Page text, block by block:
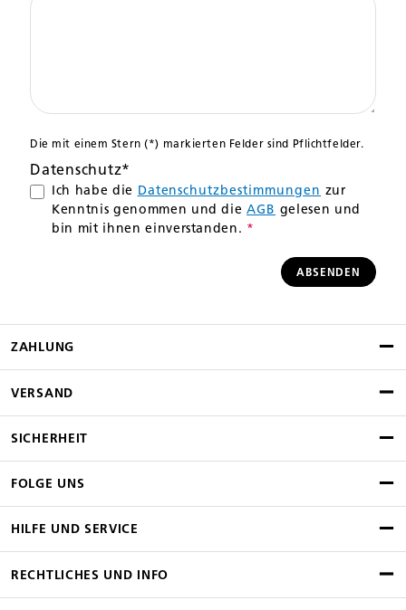
Die mit einem Stern (*) markierten Felder sind Pflichtfelder.
Datenschutz*
Ich habe die Datenschutzbestimmungen zur
Kenntnis genommen und dieAGB gelesen und
bin mit ihnen einverstanden. *
ABSENDEN
ZAHLUNG
VERSAND
SICHERHEIT
FOLGE UNS
HILFE UND SERVICE
RECHTLICHES UND INFO